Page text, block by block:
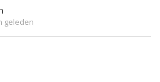
geleden